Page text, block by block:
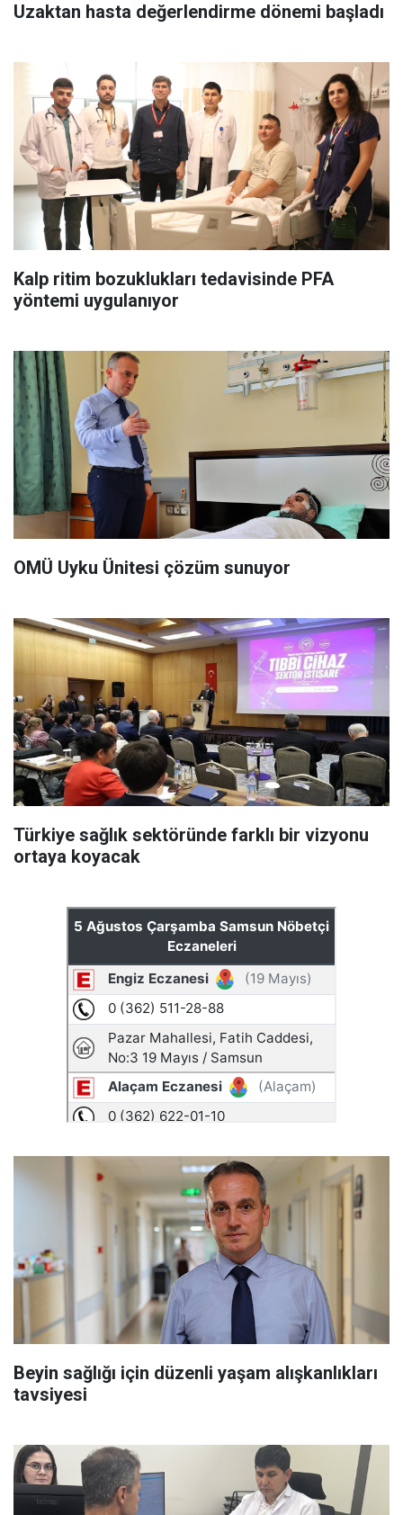
Uzaktan hasta değerlendirme dönemi başladı
Kalp ritim bozuklukları tedavisinde PFA
yöntemi uygulanıyor
OMÜ Uyku Ünitesi çözüm sunuyor
Türkiye sağlık sektöründe farklı bir vizyonu
ortaya koyacak
Beyin sağlığı için düzenli yaşam alışkanlıkları
tavsiyesi